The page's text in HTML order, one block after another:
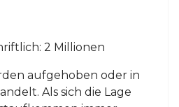
2 Millionen
aufgehoben oder in
Als sich die Lage